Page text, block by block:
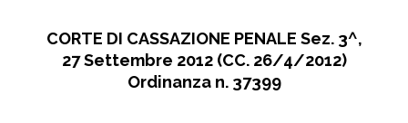
CORTE DI CASSAZIONE PENALE Sez. 3^,
27 Settembre 2012 (CC. 26/4/2012)
Ordinanza n. 37399